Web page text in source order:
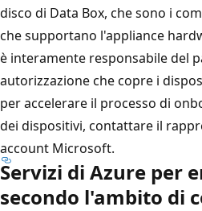
disco di Data Box, che sono i
che supportano l'appliance
è interamente responsabile del
autorizzazione che copre i
per accelerare il processo di
dei dispositivi, contattare il
account Microsoft.
Servizi di Azure per
secondo l'ambito di